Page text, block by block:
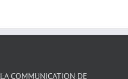
COMMUNICATION DE